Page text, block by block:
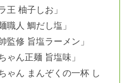
王 柚子しお」
職人 鯛だし塩」
監修 旨塩ラーメン」
ゃん正麺 旨塩味」
ゃん まんぞくの一杯 し